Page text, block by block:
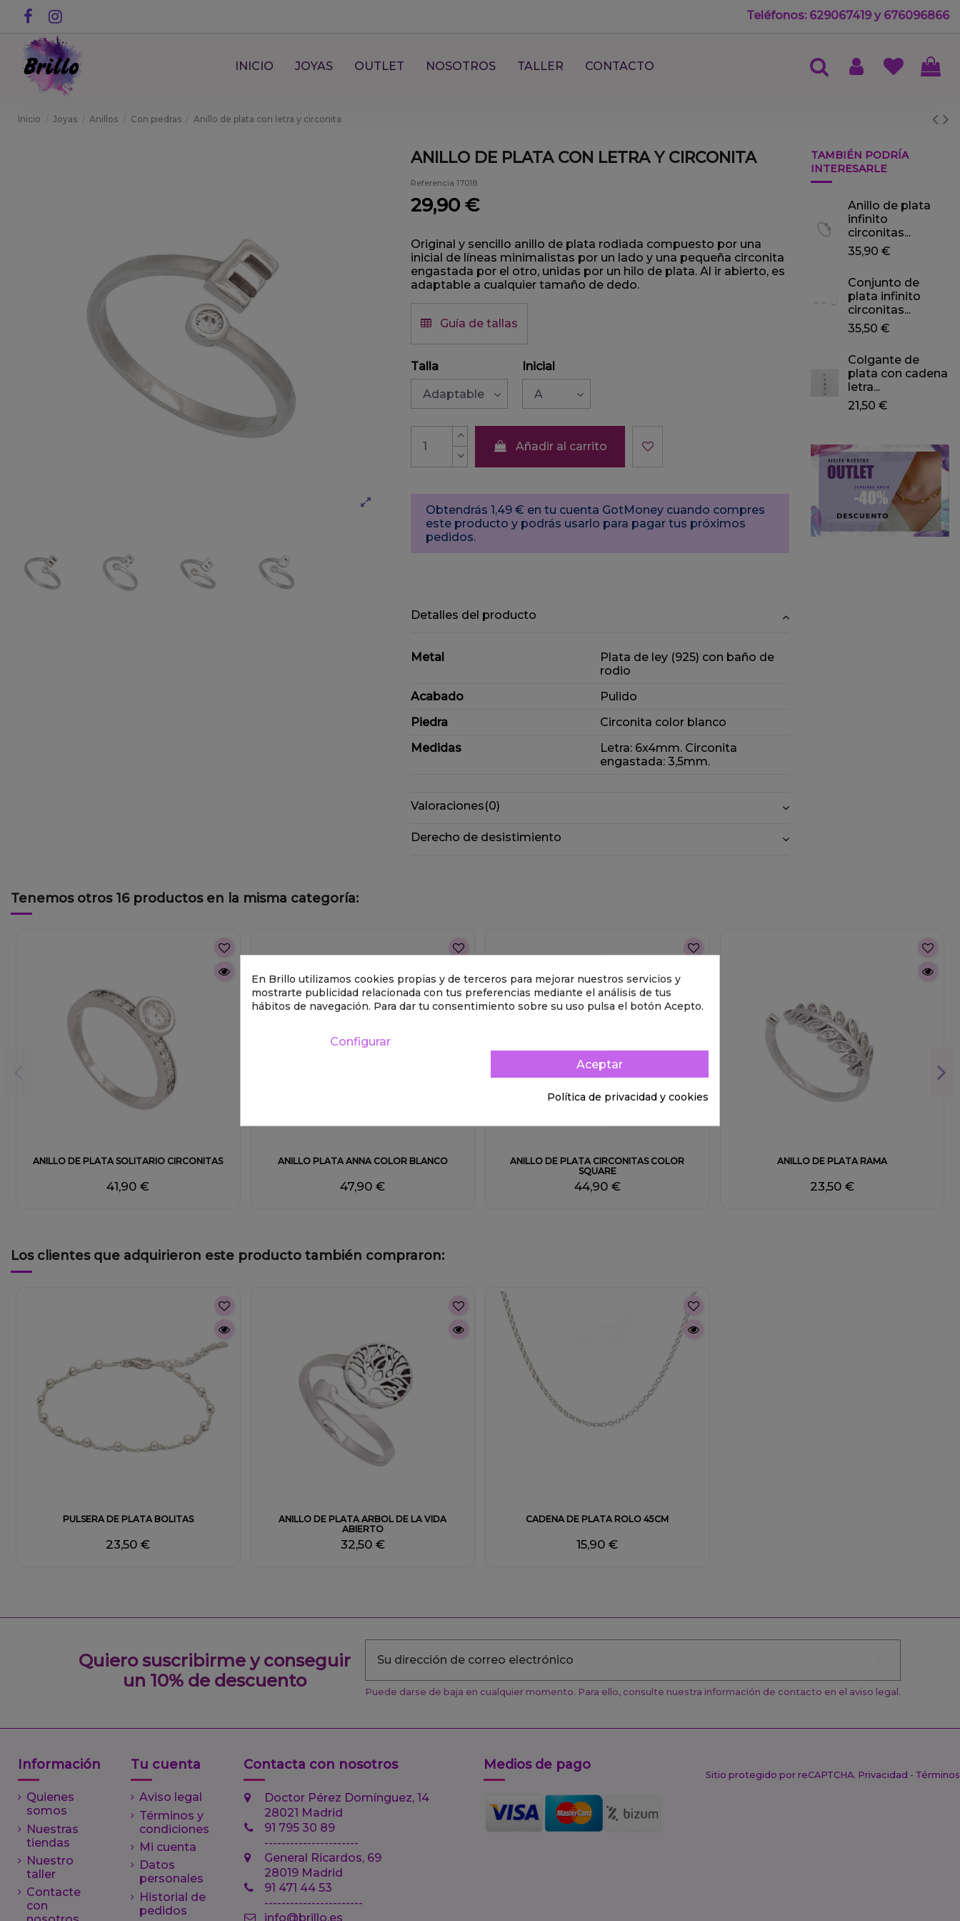
Teléfonos: 629067419 y 676096866
INICIO JOYAS OUTLET NOSOTROS TALLER CONTACTO
Inicio Joyas Anillos Con piedras Anillo de plata con letra y circonita
ANILLO DE PLATA CON LETRA Y CIRCONITA
Referencia 17018
29,90 €
Original y sencillo anillo de plata rodiada compuesto por una
inicial de líneas minimalistas por un lado y una pequeña circonita
engastada por el otro, unidas por un hilo de plata. Al ir abierto, es
adaptable a cualquier tamaño de dedo.
Guía de tallas
Talla Inicial
Añadir al carrito
Obtendrás 1,49 € en tu cuenta GotMoney cuando compres
este producto y podrás usarlo para pagar tus próximos
pedidos.
Detalles del producto
Metal
Plata de ley (925) con baño de
rodio
Acabado
Pulido
Piedra
Circonita color blanco
Medidas
Letra: 6x4mm. Circonita
engastada: 3,5mm.
Valoraciones(0)
Derecho de desistimiento
TAMBIÉN PODRÍA
INTERESARLE
Anillo de plata
infinito
circonitas...
35,90 €
Conjunto de
plata infinito
circonitas...
35,50 €
Colgante de
plata con cadena
letra...
21,50 €
Tenemos otros 16 productos en la misma categoría:
ANILLO DE PLATA SOLITARIO CIRCONITAS
41,90 €
ANILLO PLATA ANNA COLOR BLANCO
47,90 €
ANILLO DE PLATA CIRCONITAS COLOR
SQUARE
44,90 €
ANILLO DE PLATA RAMA
23,50 €
Los clientes que adquirieron este producto también compraron:
PULSERA DE PLATA BOLITAS
23,50 €
ANILLO DE PLATA ARBOL DE LA VIDA
ABIERTO
32,50 €
CADENA DE PLATA ROLO 45CM
15,90 €
Quiero suscribirme y conseguir
un 10% de descuento
Puede darse de baja en cualquier momento. Para ello, consulte nuestra información de contacto en el aviso legal.
Información
Quienes
somos
Nuestras
tiendas
Nuestro
taller
Contacte
con
Tu cuenta
Aviso legal
Términos y
condiciones
Mi cuenta
Datos
personales
Historial de
pedidos
Contacta con nosotros
Doctor Pérez Domínguez, 14
28021 Madrid
91 795 30 89
----------------------
General Ricardos, 69
28019 Madrid
91 471 44 53
-----------------------
info@brillo.es
Medios de pago
Sitio protegido por reCAPTCHA. Privacidad - Términos
En Brillo utilizamos cookies propias y de terceros para mejorar nuestros servicios y
mostrarte publicidad relacionada con tus preferencias mediante el análisis de tus
hábitos de navegación. Para dar tu consentimiento sobre su uso pulsa el botón Acepto.
Configurar
Aceptar
Política de privacidad y cookies